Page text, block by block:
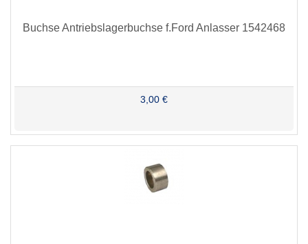
Buchse Antriebslagerbuchse f.Ford Anlasser 1542468
3,00 €